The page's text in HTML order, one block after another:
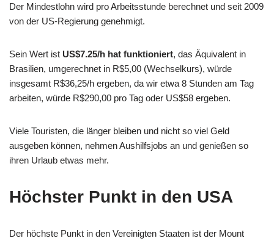
Der Mindestlohn wird pro Arbeitsstunde berechnet und seit 2009
von der US-Regierung genehmigt.
Sein Wert ist US$7.25/h hat funktioniert, das Äquivalent in
Brasilien, umgerechnet in R$5,00 (Wechselkurs), würde
insgesamt R$36,25/h ergeben, da wir etwa 8 Stunden am Tag
arbeiten, würde R$290,00 pro Tag oder US$58 ergeben.
Viele Touristen, die länger bleiben und nicht so viel Geld
ausgeben können, nehmen Aushilfsjobs an und genießen so
ihren Urlaub etwas mehr.
Höchster Punkt in den USA
Der höchste Punkt in den Vereinigten Staaten ist der Mount